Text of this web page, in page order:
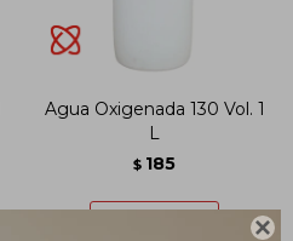

Agua Oxigenada 130 Vol. 1
L
$ 185